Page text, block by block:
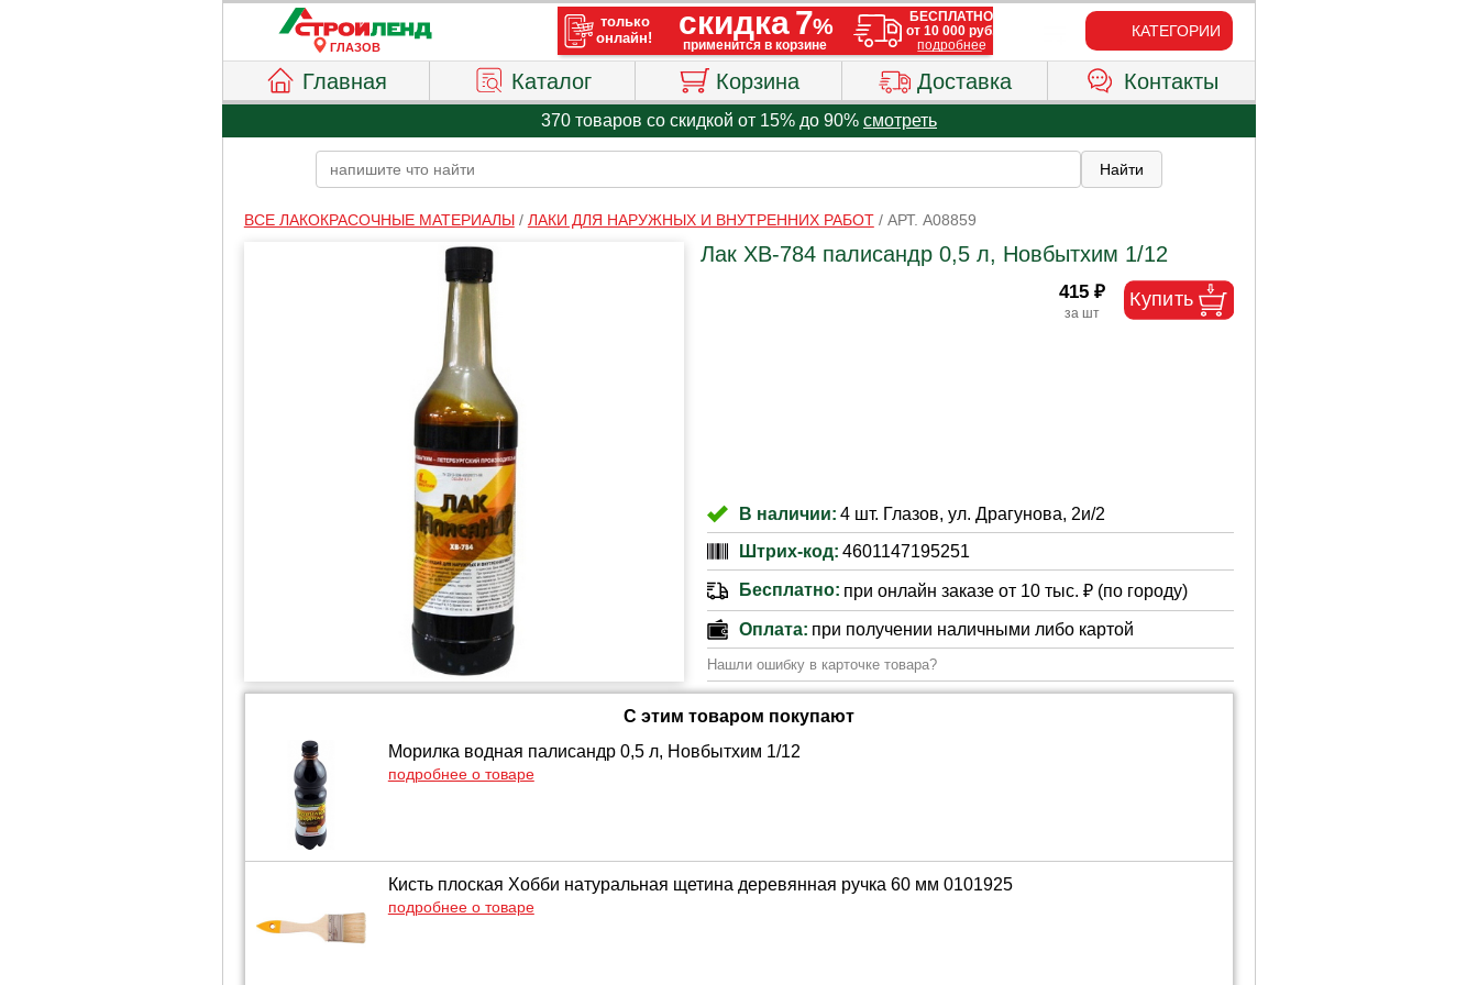
ГЛАЗОВ
КАТЕГОРИИ
Главная Каталог Корзина Доставка Контакты
370 товаров со скидкой от 15% до 90% смотреть
ВСЕ ЛАКОКРАСОЧНЫЕ МАТЕРИАЛЫ/ ЛАКИ ДЛЯ НАРУЖНЫХ И ВНУТРЕННИХ РАБОТ/ АРТ. A08859
Лак ХВ-784 палисандр 0,5 л, Новбытхим 1/12
415 ₽
В наличии: 4 шт. Глазов, ул. Драгунова, 2и/2
Штрих-код: 4601147195251
Бесплатно: при онлайн заказе от 10 тыс. ₽ (по городу)
Оплата: при получении наличными либо картой
Нашли ошибку в карточке товара?
С этим товаром покупают
Морилка водная палисандр 0,5 л, Новбытхим 1/12
подробнее о товаре
Кисть плоская Хобби натуральная щетина деревянная ручка 60 мм 0101925
подробнее о товаре